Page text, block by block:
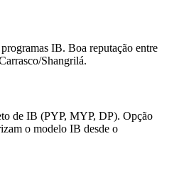
IB. Boa reputação entre
Shangrilá.
de IB (PYP, MYP, DP). Opção
o modelo IB desde o